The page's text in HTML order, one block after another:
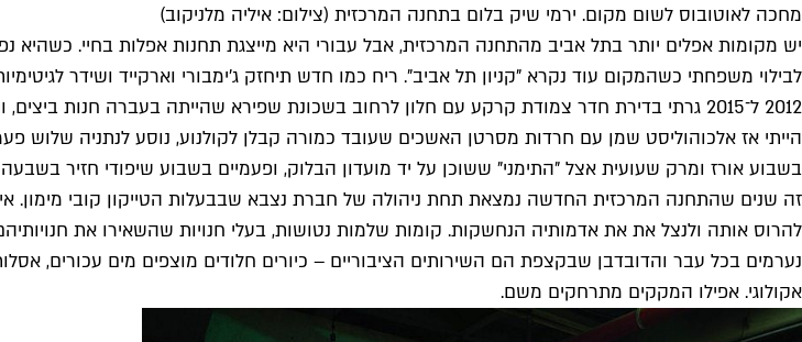
מחכה לאוטובוס לשום מקום. ירמי שיק בלום בתחנה המרכזית (צילום: איליה מלניקוב)
לבילוי משפחתי כשהמקום עוד נקרא "קניון תל אביב". ריח כמו חדש תיחזק ג'ימבורי וארקייד ושידר
2012 ל־2015 גרתי בדירת חדר צמודת קרקע עם חלון לרחוב בשכונת שפירא שהייתה בעברה חנות
הייתי אז אלכוהוליסט שמן עם חרדות מסרטן האשכים שעובד כמורה קבלן לקולנוע, נוסע לנתניה
בשבוע אורז ומרק שעועית אצל "התימני" ששוכן על יד מועדון הבלוק, ופעמיים בשבוע שיפודי חזיר
זה שנים שהתחנה המרכזית החדשה נמצאת תחת ניהולה של חברת נצבא שבבעלות הטייקון קובי מימון.
להרוס אותה ולנצל את את אדמותיה הנחשקות. קומות שלמות נטושות, בעלי חנויות שהשאירו את
נערמים בכל עבר והדובדבן שבקצפת הם השירותים הציבוריים – כיורים חלודים מוצפים מים עכורים,
אקולוגי. אפילו המקקים מתרחקים משם.